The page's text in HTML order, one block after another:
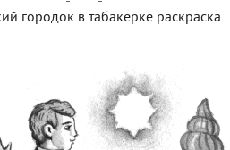
городок в табакерке раскраска